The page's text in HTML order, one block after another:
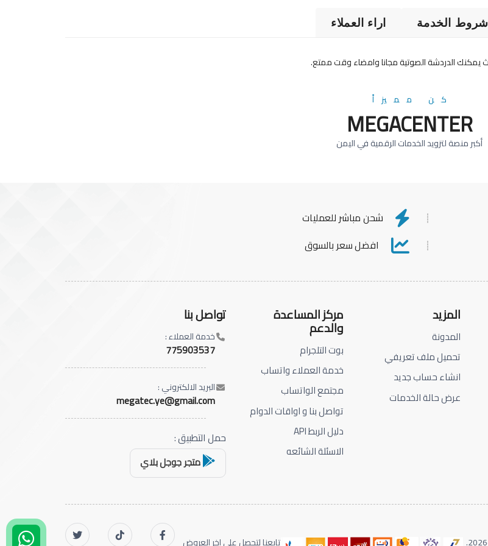
شروط الخدمة اراء العملاء
كن مميزاً
MEGACENTER
أكبر منصة لتزويد الخدمات الرقمية في اليمن
شحن مباشر للعمليات
افضل سعر بالسوق
المزيد
المدونة
تحميل ملف تعريفي
انشاء حساب جديد
عرض حالة الخدمات
مركز المساعدة
والدعم
بوت التلجرام
خدمة العملاء واتساب
مجتمع الواتساب
تواصل بنا و اواقات الدوام
دليل الربط API
الاسئلة الشائعه
تواصل بنا
خدمة العملاء :
775903537
البريد الالكتروني :
megatec.ye@gmail.com
حمل التطبيق :
متجر جوجل بلاي
ميجا تكنولوجي لخدمات التسويق الالكتروني- سجل تجاري (1000062) © 2020-2026. تابعنا لتحصل على اخر العروض